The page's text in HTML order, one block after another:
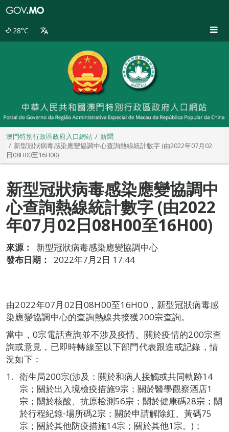
28°C
澳門特別行政區政府入口網站
新聞
新型冠狀病毒感染應變協調中心查詢熱線統計數字 (由2022年07月02
日08H00至16H00)
新型冠狀病毒感染應變協調中
心查詢熱線統計數字 (由2022
年07月02日08H00至16H00)
來源：
新型冠狀病毒感染應變協調中心
發布日期：
2022年7月2日 17:44
由2022年07月02日08H00至16H00，新型冠狀病毒感
染應變協調中心的查詢熱線共接獲200宗查詢。
當中，0宗電話查詢並不涉及疫情。關於疫情的200宗查
詢或意見，已即時轉線至以下部門代表跟進或記錄，情
況如下：
衛生局200宗(涉及：關於和病人接觸或共同軌跡14
宗；關於出入境檢疫措施9宗；關於醫學觀察酒店1
宗；關於核酸、抗原檢測56宗；關於健康碼28宗；關
於行程紀錄‐場所碼2宗；關於申請解除紅、黃碼75
宗；關於其他防疫措施14宗；關於其他1宗。)；